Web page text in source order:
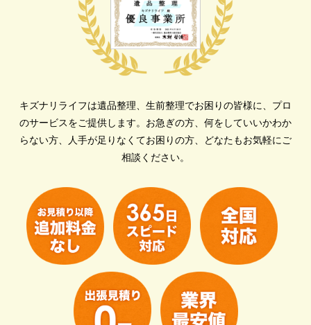
キズナリライフは遺品整理、生前整理でお困りの皆様に、プロ
のサービスをご提供します。 お急ぎの方、何をしていいかわか
らない方、人手が足りなくてお困りの方、どなたもお気軽にご
相談ください。